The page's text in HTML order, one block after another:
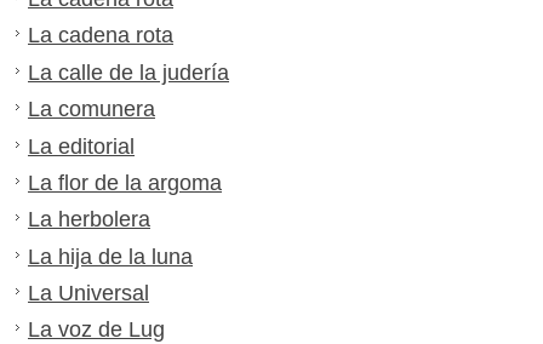
La cadena rota
La calle de la judería
La comunera
La editorial
La flor de la argoma
La herbolera
La hija de la luna
La Universal
La voz de Lug